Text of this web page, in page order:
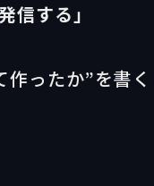
信する」
ったか”を書